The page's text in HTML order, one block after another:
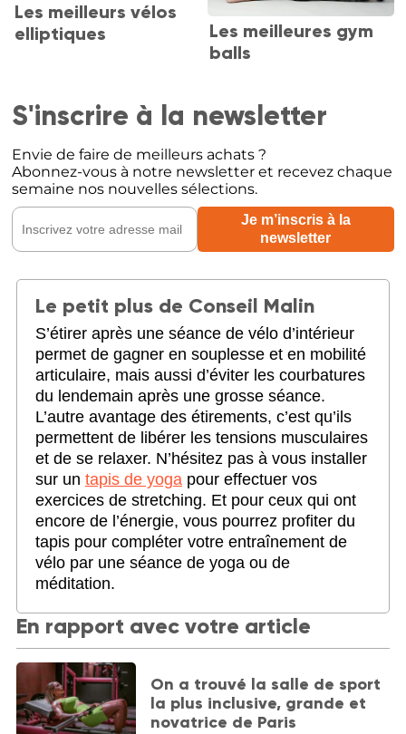
Les meilleurs vélos
elliptiques
Les meilleures gym
balls
S'inscrire à la newsletter
Envie de faire de meilleurs achats ?
Abonnez-vous à notre newsletter et recevez chaque
semaine nos nouvelles sélections.
Le petit plus de Conseil Malin
S’étirer après une séance de vélo d’intérieur
permet de gagner en souplesse et en mobilité
articulaire, mais aussi d’éviter les courbatures
du lendemain après une grosse séance.
L’autre avantage des étirements, c’est qu’ils
permettent de libérer les tensions musculaires
et de se relaxer. N’hésitez pas à vous installer
sur un tapis de yogapour effectuer vos
exercices de stretching. Et pour ceux qui ont
encore de l’énergie, vous pourrez profiter du
tapis pour compléter votre entraînement de
vélo par une séance de yoga ou de
méditation.
En rapport avec votre article
On a trouvé la salle de sport
la plus inclusive, grande et
novatrice de Paris